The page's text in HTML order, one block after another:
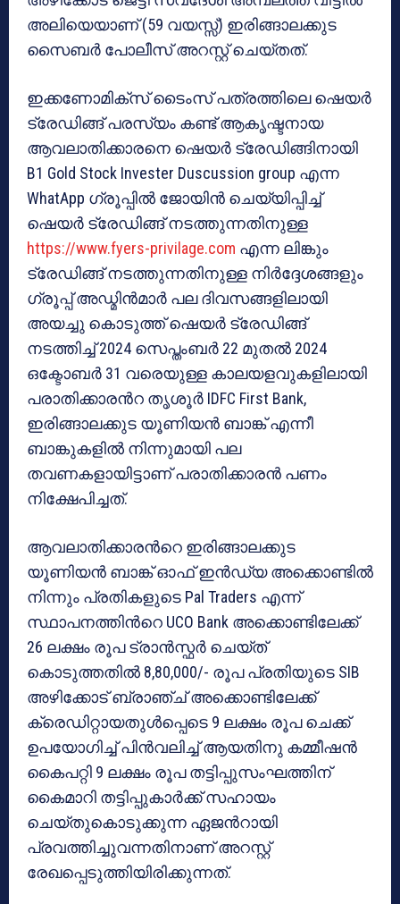
അലിയെയാണ് (59 വയസ്സ്) ഇരിങ്ങാലക്കുട
സൈബർ പോലീസ് അറസ്റ്റ് ചെയ്തത്.
ഇക്കണോമിക്സ് ടൈംസ് പത്രത്തിലെ ഷെയർ
ട്രേഡിങ്ങ് പരസ്യം കണ്ട് ആകൃഷ്ടനായ
ആവലാതിക്കാരനെ ഷെയർ ട്രേഡിങ്ങിനായി
B1 Gold Stock Invester Duscussion group എന്ന
WhatApp ഗ്രൂപ്പിൽ ജോയിൻ ചെയ്യിപ്പിച്ച്
ഷെയർ ട്രേഡിങ്ങ് നടത്തുന്നതിനുള്ള
https://www.fyers-privilage.com എന്ന ലിങ്കും
ട്രേഡിങ്ങ് നടത്തുന്നതിനുള്ള നിർദ്ദേശങ്ങളും
ഗ്രൂപ്പ് അഡ്മിൻമാർ പല ദിവസങ്ങളിലായി
അയച്ചു കൊടുത്ത് ഷെയർ ട്രേഡിങ്ങ്
നടത്തിച്ച് 2024 സെപ്തംബർ 22 മുതൽ 2024
ഒക്ടോബർ 31 വരെയുള്ള കാലയളവുകളിലായി
പരാതിക്കാരൻറ തൃശൂർ IDFC First Bank,
ഇരിങ്ങാലക്കുട യൂണിയൻ ബാങ്ക് എന്നീ
ബാങ്കുകളിൽ നിന്നുമായി പല
തവണകളായിട്ടാണ് പരാതിക്കാരൻ പണം
നിക്ഷേപിച്ചത്.
ആവലാതിക്കാരൻറെ ഇരിങ്ങാലക്കുട
യൂണിയൻ ബാങ്ക് ഓഫ് ഇൻഡ്യ അക്കൊണ്ടിൽ
നിന്നും പ്രതികളുടെ Pal Traders എന്ന്
സ്ഥാപനത്തിൻറെ UCO Bank അക്കൊണ്ടിലേക്ക്
26 ലക്ഷം രൂപ ട്രാൻസ്ഫർ ചെയ്ത്
കൊടുത്തതിൽ 8,80,000/- രൂപ പ്രതിയുടെ SIB
അഴിക്കോട് ബ്രാഞ്ച് അക്കൊണ്ടിലേക്ക്
ക്രെഡിറ്റായതുൾപ്പെടെ 9 ലക്ഷം രൂപ ചെക്ക്
ഉപയോഗിച്ച് പിൻവലിച്ച് ആയതിനു കമ്മീഷൻ
കൈപറ്റി 9 ലക്ഷം രൂപ തട്ടിപ്പുസംഘത്തിന്
കൈമാറി തട്ടിപ്പുകാർക്ക് സഹായം
ചെയ്തുകൊടുക്കുന്ന ഏജൻറായി
പ്രവത്തിച്ചുവന്നതിനാണ് അറസ്റ്റ്
രേഖപ്പെടുത്തിയിരിക്കുന്നത്.